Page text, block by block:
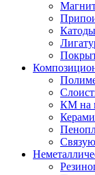
Катоды
КМ на